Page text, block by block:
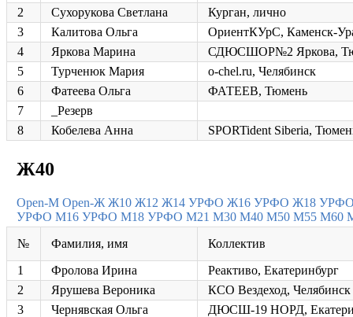
2
Сухорукова Светлана
Курган, лично
3
Калитова Ольга
ОриентКУрС, Каменск-
4
Яркова Марина
СДЮСШОР№2 Яркова,
5
Турченюк Мария
o-chel.ru, Челябинск
6
Фатеева Ольга
ФАТЕЕВ, Тюмень
7
_Резерв
8
Кобелева Анна SPORTident Siberia,
Ж40
Open-M Open-Ж Ж10 Ж12 Ж14 УРФО Ж16 УРФО Ж18
УРФО М16 УРФО М18 УРФО М21 М30 М40 М50 М55 М60
№ Фамилия, имя
Коллектив
1
Фролова Ирина
Реактиво, Екатеринбург
2
Ярушева Вероника
КСО Вездеход, Челябинск
3
Чернявская Ольга
ДЮСШ-19 НОРД,